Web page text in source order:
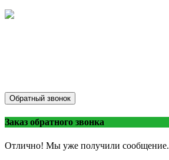
Обратный звонок
Заказ обратного звонка
Отлично! Мы уже получили сообщение.